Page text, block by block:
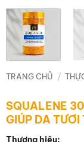
TRANG CHỦ /
SQUALENE
GIÚP DA TƯƠI